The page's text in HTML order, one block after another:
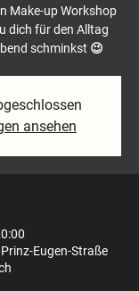
Make-up Workshop
dich für den Alltag
schminkst 😉
ansehen
Eugen-Straße